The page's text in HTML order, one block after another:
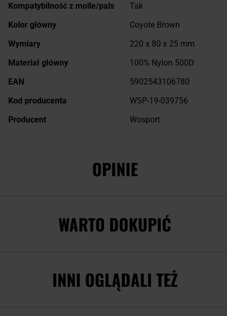
Kompatybilność z molle/pals
Tak
Kolor główny
Coyote Brown
Wymiary
220 x 80 x 25 mm
Materiał główny
100% Nylon 500D
EAN
5902543106780
Kod producenta
WSP-19-039756
Producent
Wosport
OPINIE
WARTO DOKUPIĆ
INNI OGLĄDALI TEŻ